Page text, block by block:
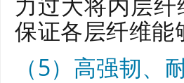
保证各层纤维能
（5）高强韧、